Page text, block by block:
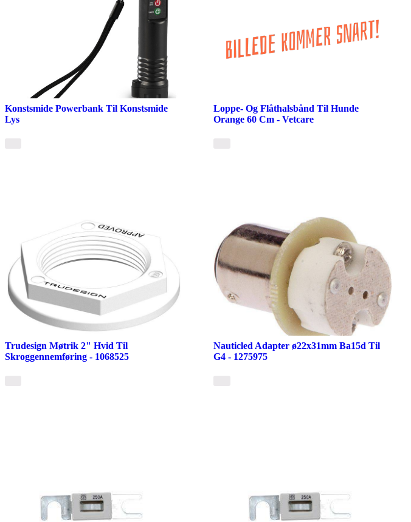
Konstsmide Powerbank Til Konstsmide
Lys
Loppe- Og Flåthalsbånd Til Hunde
Orange 60 Cm - Vetcare
Trudesign Møtrik 2" Hvid Til
Skroggennemføring - 1068525
Nauticled Adapter ø22x31mm Ba15d Til
G4 - 1275975